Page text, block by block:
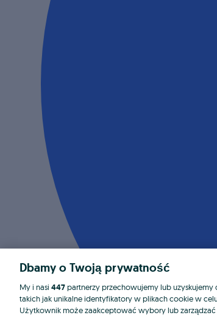
Dbamy o Twoją prywatność
My i nasi 447partnerzy przechowujemy lub uzyskujemy
takich jak unikalne identyfikatory w plikach cookie w
Użytkownik może zaakceptować wybory lub